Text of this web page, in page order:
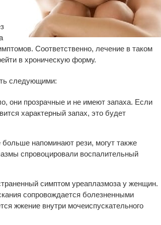
Соответственно, лечение в таком
в хроническую форму.
следующими:
они прозрачные и не имеют запаха. Если
характерный запах, это будет
больше напоминают рези, могут также
спровоцировали воспалительный
симптом уреаплазмоза у женщин.
сопровождается болезненными
жжение внутри мочеиспускательного